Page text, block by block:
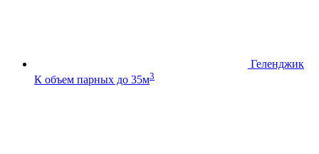
Геленджик
К объем парных до 35м3